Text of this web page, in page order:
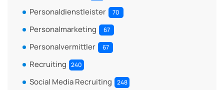
Personaldienstleister 70
Personalmarketing 67
Personalvermittler 67
Recruiting 240
Social Media Recruiting 248